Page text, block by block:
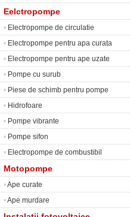
Eelctropompe
• Electropompe de circulatie
• Electropompe pentru apa curata
• Electropompe pentru ape uzate
• Pompe cu surub
• Piese de schimb pentru pompe
• Hidrofoare
• Pompe vibrante
• Pompe sifon
• Electropompe de combustibil
Motopompe
•Ape curate
•Ape murdare